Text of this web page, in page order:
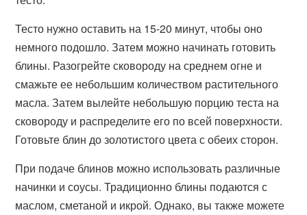
Тесто нужно оставить на 15-20 минут, чтобы оно
немного подошло. Затем можно начинать готовить
блины. Разогрейте сковороду на среднем огне и
смажьте ее небольшим количеством растительного
масла. Затем вылейте небольшую порцию теста на
сковороду и распределите его по всей поверхности.
Готовьте блин до золотистого цвета с обеих сторон.
При подаче блинов можно использовать различные
начинки и соусы. Традиционно блины подаются с
маслом, сметаной и икрой. Однако, вы также можете